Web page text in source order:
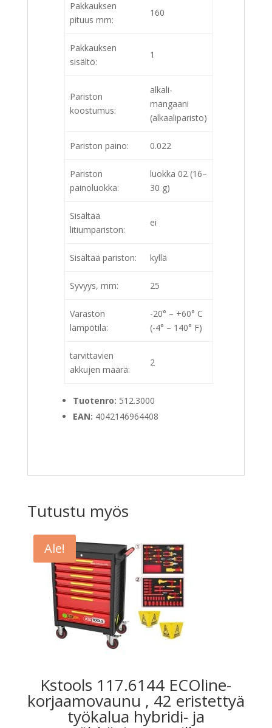
Pakkauksen
pituus mm:
160
Pakkauksen
sisältö:
1
Pariston
koostumus:
alkali-
mangaani
(alkaaliparisto)
Pariston paino: 0.022
Pariston
painoluokka:
luokka 02 (16–
30 g)
Sisältää
litiumpariston:
ei
Sisältää pariston: kyllä
Syvyys, mm: 25
Varaston
lämpötila:
-20° – +60° C
(-4° – 140° F)
tarvittavien
akkujen määrä:
2
Tuotenro: 512.3000
EAN: 4042146964408
Tutustu myös
Ale!
Kstools 117.6144 ECOline-
korjaamovaunu , 42 eristettyä
työkalua hybridi- ja